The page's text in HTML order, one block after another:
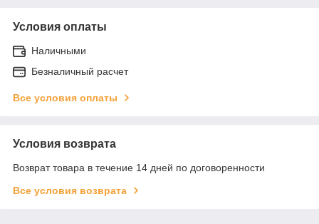
Условия оплаты
Наличными
Безналичный расчет
Все условия оплаты
Условия возврата
Возврат товара в течение 14 дней по договоренности
Все условия возврата